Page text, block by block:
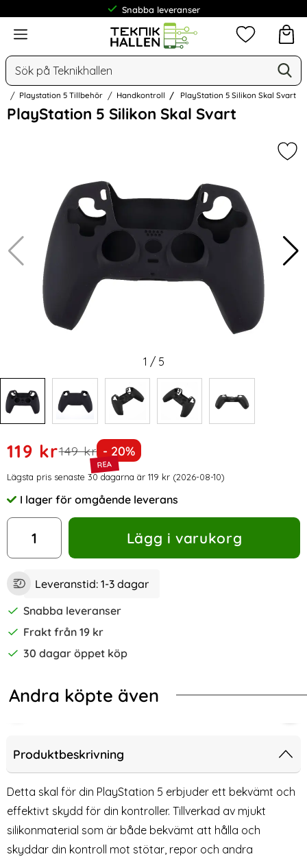
Snabba leveranser
Frakt från 19 kr
Meny
Sök
Mina
Playstation 5 Tillbehör Handkontroll PlayStation 5 Silikon Skal Svart
PlayStation 5 Silikon Skal Svart
Hoppa
1 / 5
Handla denna produkt PlayStation 5 Silikon Skal Svart
rea pris
119 krtidigare pris
149 kr Priset är nedsatt med
- 20%
Prishistorik
Lägsta pris senaste 30 dagarna är 119 kr (2026-08-10)
Tillgänglighet:
I lager för omgående leverans
antal
Lägg i varukorg
Leveranstid: 1-3 dagar
Snabba leveranser
Frakt från 19 kr
30 dagar öppet köp
Andra köpte även
Handkontroll, Headset
PS5 DualSense LED Laddningsstation Vit
iPega LED Laddstation För 2x
Produktbeskrivning
Detta skal för din PlayStation 5 erbjuder ett bekvämt och
effektivt skydd för din kontroller. Tillverkad av mjukt
silikonmaterial som är både bekvämt att hålla och
skyddar din kontroll mot stötar, repor och andra